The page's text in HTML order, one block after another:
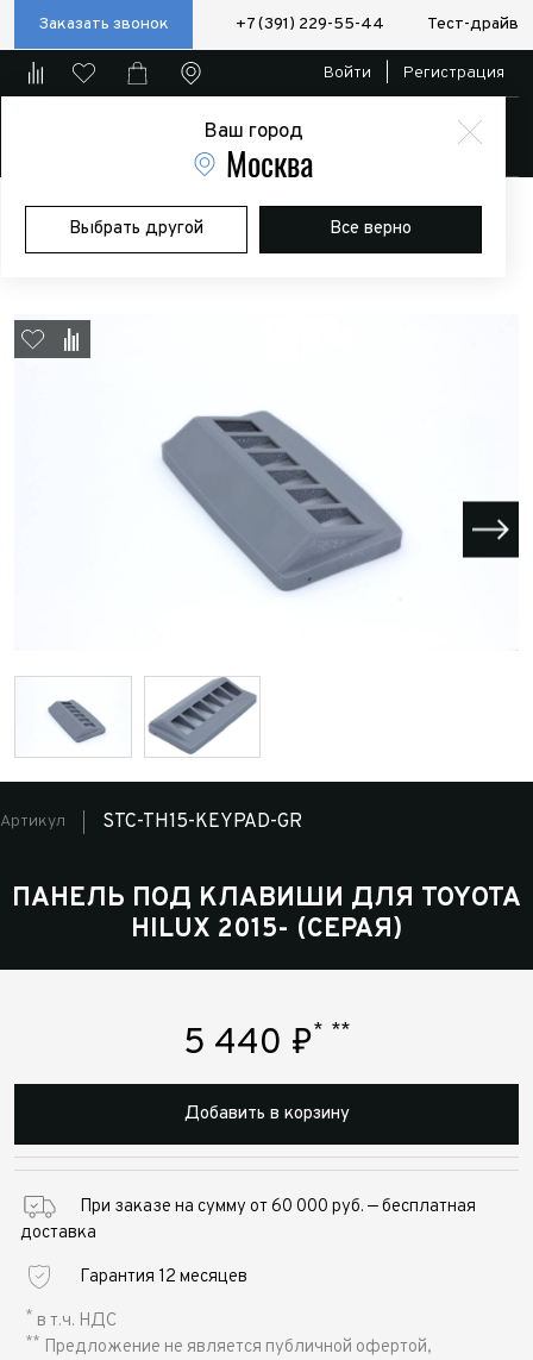
Заказать звонок +7 (391) 229-55-44 Тест-драйв
Ваш город
Москва
Выбрать другой Все верно
Войти Регистрация
Главная Магазин Дополнительное оборудование
Доп.
Панель под клавиши для Toyota Hilux 2015- (Серая)
Артикул STC-TH15-KEYPAD-GR
ПАНЕЛЬ ПОД КЛАВИШИ ДЛЯ TOYOTA
HILUX 2015- (СЕРАЯ)
5 440 ₽* **
Добавить в корзину
При заказе на сумму от 60 000 руб. — бесплатная
доставка
Гарантия 12 месяцев
* в т.ч. НДС
** Предложение не является публичной офертой,